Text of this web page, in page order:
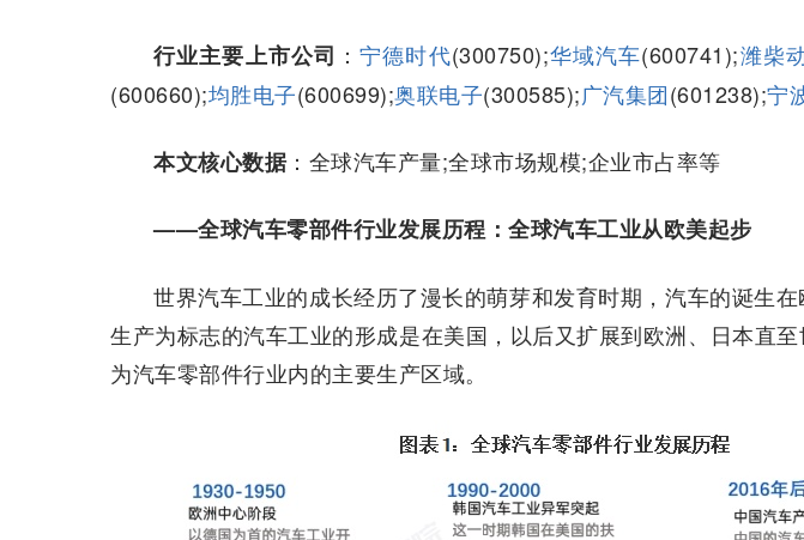
行业主要上市公司 ：宁德时代(300750);华域汽车(600741);潍柴
(600660);均胜电子(600699);奥联电子(300585);广汽集团(601238);宁
本文核心数据：全球汽车产量;全球市场规模;企业市占率等
——全球汽车零部件行业发展历程：全球汽车工业从欧美起步
世界汽车工业的成长经历了漫长的萌芽和发育时期，汽车的诞生
生产为标志的汽车工业的形成是在美国，以后又扩展到欧洲、日本直
为汽车零部件行业内的主要生产区域。